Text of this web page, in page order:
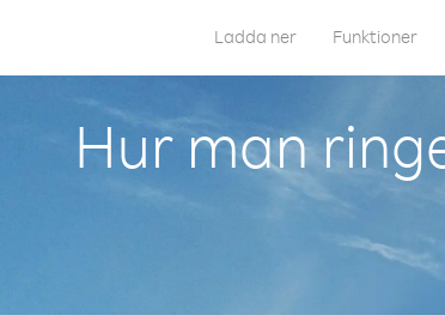
Ladda ner Funktioner
Hur man